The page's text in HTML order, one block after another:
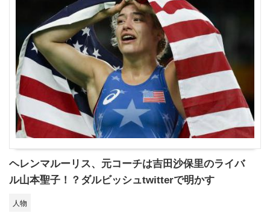
ヘレンマルーリス、元コーチは吉田沙保里のライバ
ル山本聖子！？ダルビッシュtwitterで明かす
人物